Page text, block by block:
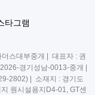
스대부중개 | 대표자 : 권
경기성남-0013-중개 |
2802) | 소재지 : 경기도
원시설용지D4-01, GT센